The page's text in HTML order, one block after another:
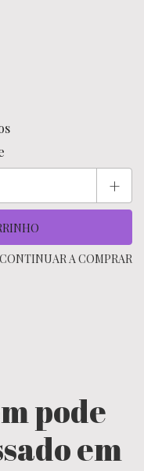
+
A COMPRAR
pode
em